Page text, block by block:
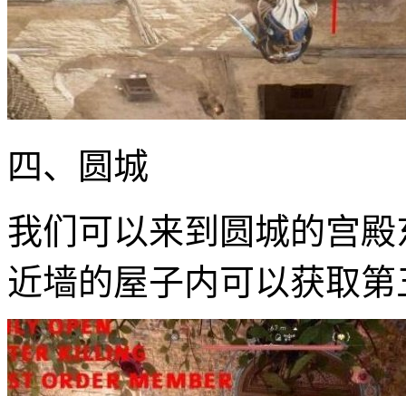
四、圆城
我们可以来到圆城的宫
近墙的屋子内可以获取